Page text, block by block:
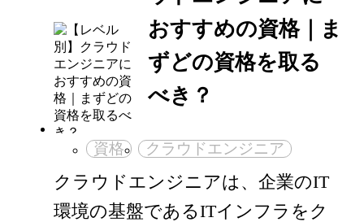
おすすめの資格｜ま
ずどの資格を取る
べき？
資格 クラウドエンジニア
クラウドエンジニアは、企業のIT
環境の基盤であるITインフラをク